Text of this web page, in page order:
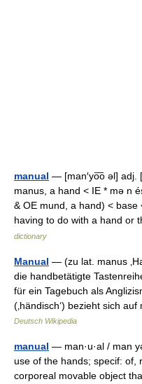
manual — [man′yo͞o əl] adj.
manus, a hand < IE * mə n
& OE mund, a hand) <
having to do with a hand
dictionary
Manual — (zu lat. manus
die handbetätigte
für ein Tagebuch als
(‚händisch‘) bezieht sich
Deutsch Wikipedia
manual — man·u·al / man
use of the hands; specif: of,
corporeal movable object